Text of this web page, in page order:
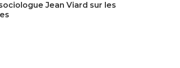
Jean Viard sur les